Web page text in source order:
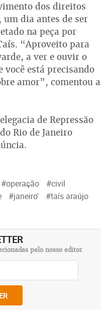
dos direitos
dia antes de ser
na peça por
“Aproveito para
a ver e ouvir o
você está precisando
amor”, comentou a
de Repressão
Rio de Janeiro
#operação
#civil
#janeiro'
#taís araújo
pelo nosso editor